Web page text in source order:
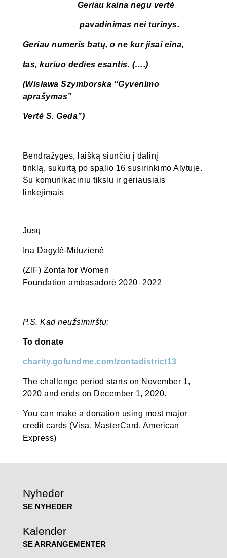
Geriau kaina negu vertė
pavadinimas nei turinys.
Geriau numeris batų, o ne kur jisai eina,
tas, kuriuo dedies esantis. (….)
(Wislawa Szymborska “Gyvenimo
aprašymas”
Vertė S. Geda”)
Bendražygės, laišką siunčiu į dalinį
tinklą, sukurtą po spalio 16 susirinkimo Alytuje.
Su komunikaciniu tikslu ir geriausiais
linkėjimais
Jūsų
Ina Dagytė-Mituzienė
(ZIF) Zonta for Women
Foundation ambasadorė 2020–2022
P.S. Kad neužsimirštų:
To donate
charity.gofundme.com/zontadistrict13
The challenge period starts on November 1,
2020 and ends on December 1, 2020.
You can make a donation using most major
credit cards (Visa, MasterCard, American
Express)
Nyheder
SE NYHEDER
Kalender
SE ARRANGEMENTER